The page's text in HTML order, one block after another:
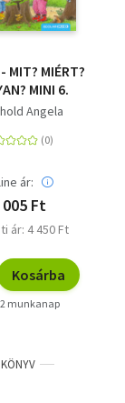
MIT? MIÉRT?
MINI 6.
Angela
ár:
005 Ft
ár: 4 450 Ft
Kosárba
2 munkanap
KÖNYV